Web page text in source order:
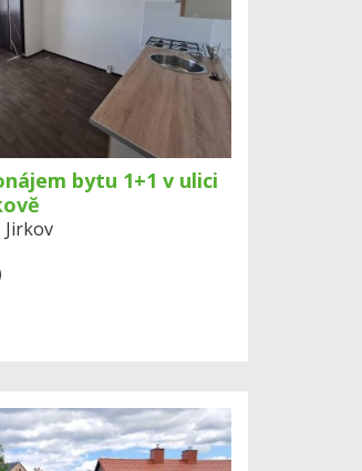
bytu 1+1 v ulici
Jirkov